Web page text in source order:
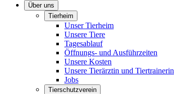
Über uns
Tierheim
Unser Tierheim
Unsere Tiere
Tagesablauf
Öffnungs- und Ausführzeiten
Unsere Kosten
Unsere Tierärztin und Tiertrainerin
Jobs
Tierschutzverein